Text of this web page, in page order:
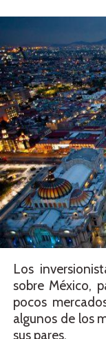
Los
sobre México,
pocos
algunos de los
sus pares.